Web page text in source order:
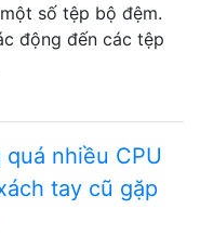
số tệp bộ đệm.
động đến các tệp
nhiều CPU
tay cũ gặp